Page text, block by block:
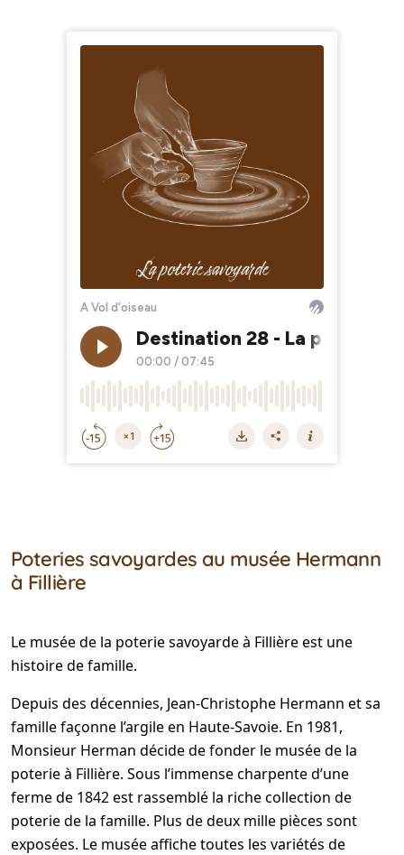
Poteries savoyardes au musée Hermann
à Fillière
Le musée de la poterie savoyarde à Fillière est une
histoire de famille.
Depuis des décennies, Jean-Christophe Hermann et sa
famille façonne l’argile en Haute-Savoie. En 1981,
Monsieur Herman décide de fonder le musée de la
poterie à Fillière. Sous l’immense charpente d’une
ferme de 1842 est rassemblé la riche collection de
poterie de la famille. Plus de deux mille pièces sont
exposées. Le musée affiche toutes les variétés de